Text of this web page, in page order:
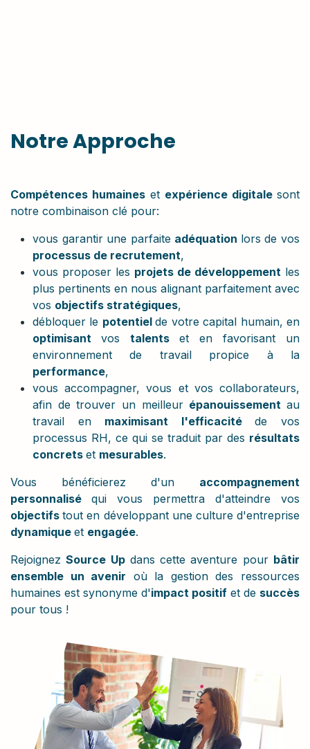
Notre Approche
Compétences humaines et expérience digitale sont
notre combinaison clé pour:
vous garantir une parfaite adéquation lors de vos
processus de recrutement,
vous proposer les projets de développement les
plus pertinents en nous alignant parfaitement avec
vos objectifs stratégiques,
débloquer le potentielde votre capital humain, en
optimisant vos talents et en favorisant un
environnement de travail propice à la
performance,
vous accompagner, vous et vos collaborateurs,
afin de trouver un meilleur épanouissementau
travail en maximisant l'efficacitéde vos
processus RH, ce qui se traduit par des résultats
concrets et mesurables.
Vous bénéficierez d'un accompagnement
personnalisé qui vous permettra d'atteindre vos
objectifstout en développant une culture d'entreprise
dynamique et engagée.
RejoignezSource Updans cette aventure pour bâtir
ensemble un avenir où la gestion des ressources
humaines est synonyme d'impact positif et de succès
pour tous !